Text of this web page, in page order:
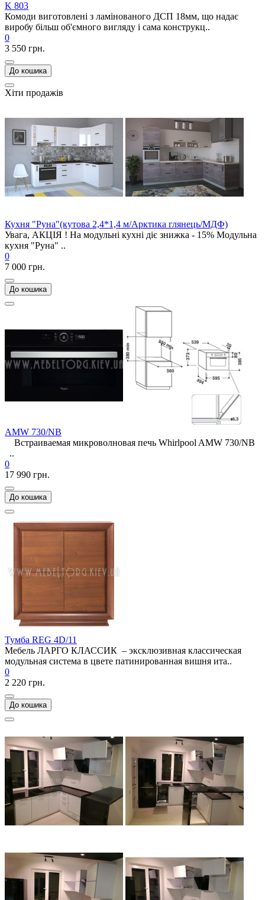
K 803
Комоди виготовлені з ламінованого ДСП 18мм, що надає
виробу більш об'ємного вигляду і сама конструкц..
0
3 550 грн.
До кошика
Хіти продажів
Кухня "Руна"(кутова 2,4*1,4 м/Арктика глянець/МДФ)
Увага, АКЦІЯ ! На модульні кухні діє знижка - 15% Модульна
кухня "Руна" ..
0
7 000 грн.
До кошика
AMW 730/NB
Встраиваемая микроволновая печь Whirlpool AMW 730/NB
..
0
17 990 грн.
До кошика
Тумба REG 4D/11
Мебель ЛАРГО КЛАССИК – эксклюзивная классическая
модульная система в цвете патинированная вишня ита..
0
2 220 грн.
До кошика